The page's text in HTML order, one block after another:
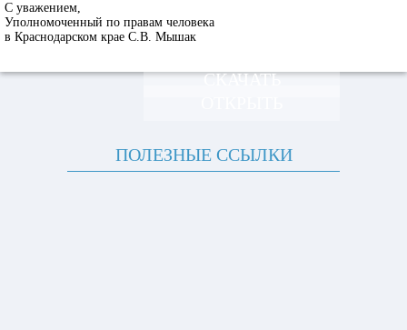
С уважением,
Уполномоченный по правам человека
в Краснодарском крае С.В. Мышак
СКАЧАТЬ
ПОЛЕЗНЫЕ ССЫЛКИ